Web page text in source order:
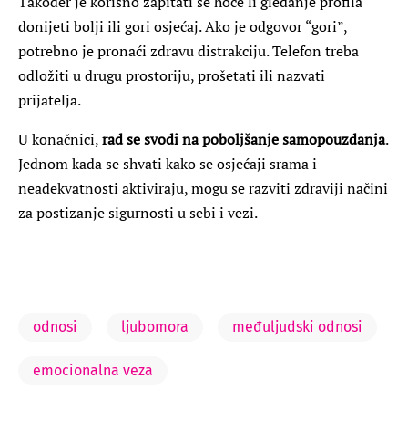
donijeti bolji ili gori osjećaj. Ako je odgovor “gori”,
potrebno je pronaći zdravu distrakciju. Telefon treba
odložiti u drugu prostoriju, prošetati ili nazvati
prijatelja.
U konačnici,rad se svodi na poboljšanje samopouzdanja.
Jednom kada se shvati kako se osjećaji srama i
neadekvatnosti aktiviraju, mogu se razviti zdraviji načini
za postizanje sigurnosti u sebi i vezi.
odnosi ljubomora međuljudski odnosi
emocionalna veza